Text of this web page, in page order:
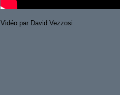
Vidéo par David Vezzosi